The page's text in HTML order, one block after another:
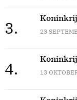
3. 23
4. 13